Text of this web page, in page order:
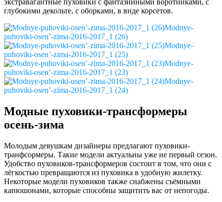
глубокими декольте, с оборками, в виде корсетов.
Modnye-
puhoviki-osen’-zima-2016-2017_1 (26)
Modnye-
puhoviki-osen’-zima-2016-2017_1 (25)
Modnye-
puhoviki-osen’-zima-2016-2017_1 (23)
Modnye-
puhoviki-osen’-zima-2016-2017_1 (24)
Модные пуховики-трансформеры
осень-зима
Молодым девушкам дизайнеры предлагают пуховики-
транфсормеры. Такие модели актуальны уже не первый сезон.
Удобство пуховиков-трансформеров состоит в том, что они с
лёгкостью превращаются из пуховика в удобную жилетку.
Некоторые модели пуховиков также снабжены съёмными
капюшонами, которые способны защитить вас от непогоды.